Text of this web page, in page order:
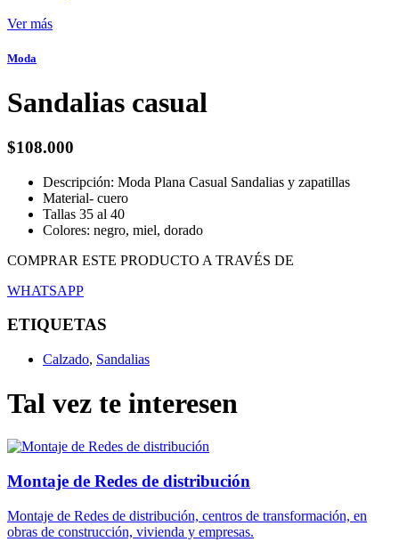
Ver más
Moda
Sandalias casual
$108.000
Descripción: Moda Plana Casual Sandalias y zapatillas
Material- cuero
Tallas 35 al 40
Colores: negro, miel, dorado
COMPRAR ESTE PRODUCTO A TRAVÉS DE
WHATSAPP
ETIQUETAS
Calzado, Sandalias
Tal vez te interesen
Montaje de Redes de distribución
Montaje de Redes de distribución, centros de transformación, en
obras de construcción, vivienda y empresas.